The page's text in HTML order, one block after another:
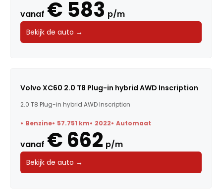
vanaf € 583 p/m
Bekijk de auto →
Volvo XC60 2.0 T8 Plug-in hybrid AWD Inscription
2.0 T8 Plug-in hybrid AWD Inscription
Benzine 57.751 km 2022 Automaat
vanaf € 662 p/m
Bekijk de auto →